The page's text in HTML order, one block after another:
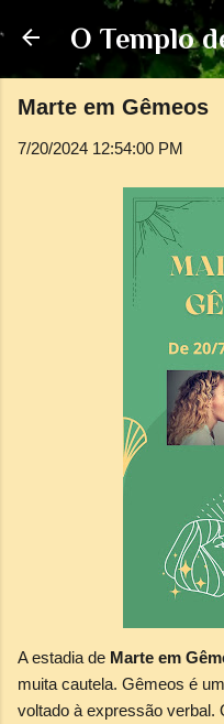
Pular para
O Templo
Marte em Gêmeos
7/20/2024 12:54:00 PM
A estadia de Marte em
muita cautela. Gêmeos é
voltado à expressão verbal.